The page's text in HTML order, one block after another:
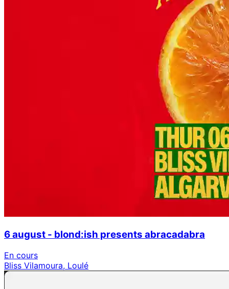
6 august - blond:ish presents abracadabra
En cours
Bliss Vilamoura, Loulé